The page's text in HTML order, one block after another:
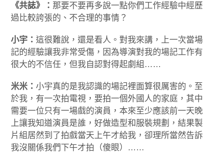
《共誌》： 那要不要再多說一點你們工作經驗中經歷
過比較誇張的、不合理的事情？
小宇：這很難說，還是看人。對我來講，上一次當場
記的經驗讓我非常受傷，因為導演對我的場記工作有
很大的不信任，但我自認對得起劇組……
米米：小宇真的是我認識的場記裡面算很厲害的。至
於我，有一次拍電視，要拍一個外國人的家庭，其中
需要一位只有一場戲的演員，本來至少應該前一天晚
上讓我知道演員是誰，好做造型和服裝規劃，結果製
片組居然到了拍戲當天上午才給我，卻理所當然告訴
我沒關係我們下午才拍（傻眼）……